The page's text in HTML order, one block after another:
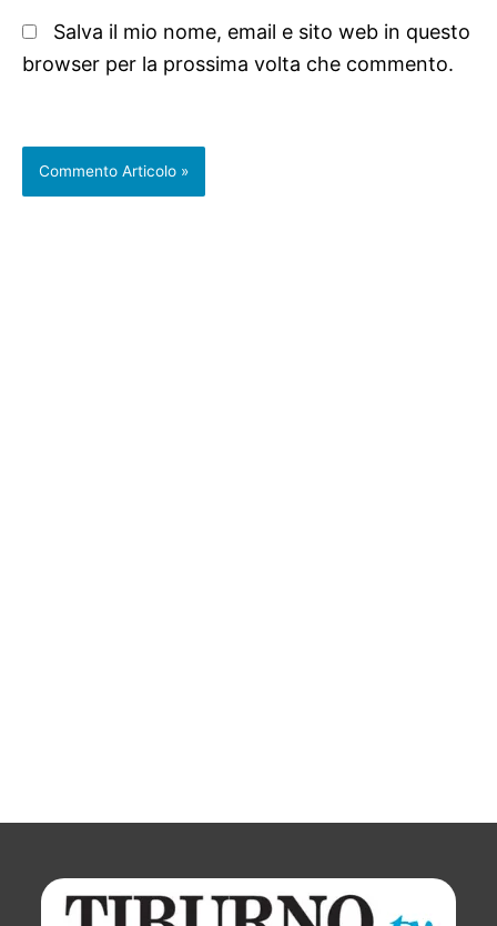
Salva il mio nome, email e sito web in questo
browser per la prossima volta che commento.